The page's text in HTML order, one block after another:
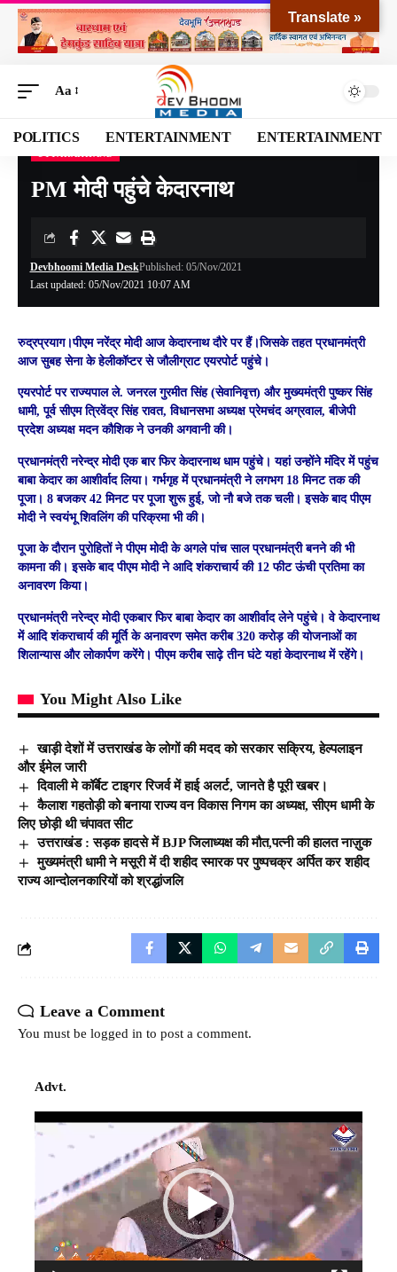
Aa
POLITICS ENTERTAINMENT ENTERTAINMENT
Devbhoomi Media >Blog>NATIONAL>UTTARAKHAND
PM मोदी पहुंचे केदारनाथ
Last updated: 05/Nov/2021 10:07 AM
Devbhoomi Media DeskPublished: 05/Nov/2021
रुद्रप्रयाग।पीएम नरेंद्र मोदी आज केदारनाथ दौरे पर हैं।जिसके तहत प्रधानमंत्री
आज सुबह सेना के हेलीकॉप्टर से जौलीग्राट एयरपोर्ट पहुंचे।
एयरपोर्ट पर राज्यपाल ले. जनरल गुरमीत सिंह (सेवानिवृत्त) और मुख्यमंत्री पुष्कर सिंह
धामी, पूर्व सीएम त्रिवेंद्र सिंह रावत, विधानसभा अध्यक्ष प्रेमचंद अग्रवाल, बीजेपी
प्रदेश अध्यक्ष मदन कौशिक ने उनकी अगवानी की।
प्रधानमंत्री नरेन्द्र मोदी एक बार फिर केदारनाथ धाम पहुंचे। यहां उन्होंने मंदिर में पहुंच
बाबा केदार का आशीर्वाद लिया। गर्भगृह में प्रधानमंत्री ने लगभग 18 मिनट तक की
पूजा। 8 बजकर 42 मिनट पर पूजा शुरू हुई, जो नौ बजे तक चली। इसके बाद पीएम
मोदी ने स्वयंभू शिवलिंग की परिक्रमा भी की।
पूजा के दौरान पुरोहितों ने पीएम मोदी के अगले पांच साल प्रधानमंत्री बनने की भी
कामना की। इसके बाद पीएम मोदी ने आदि शंकराचार्य की 12 फीट ऊंची प्रतिमा का
अनावरण किया।
प्रधानमंत्री नरेन्द्र मोदी एकबार फिर बाबा केदार का आशीर्वाद लेने पहुंचे। वे केदारनाथ
में आदि शंकराचार्य की मूर्ति के अनावरण समेत करीब 320 करोड़ की योजनाओं का
शिलान्यास और लोकार्पण करेंगे। पीएम करीब साढ़े तीन घंटे यहां केदारनाथ में रहेंगे।
You Might Also Like
खाड़ी देशों में उत्तराखंड के लोगों की मदद को सरकार सक्रिय, हेल्पलाइन
और ईमेल जारी
दिवाली मे कॉर्बेट टाइगर रिजर्व में हाई अलर्ट, जानते है पूरी खबर।
कैलाश गहतोड़ी को बनाया राज्य वन विकास निगम का अध्यक्ष, सीएम धामी के
लिए छोड़ी थी चंपावत सीट
उत्तराखंड : सड़क हादसे में BJP जिलाध्यक्ष की मौत,पत्नी की हालत नाज़ुक
मुख्यमंत्री धामी ने मसूरी में दी शहीद स्मारक पर पुष्पचक्र अर्पित कर शहीद
राज्य आन्दोलनकारियों को श्रद्धांजलि
Leave a Comment
You must be logged in to post a comment.
Advt.
Video
Translate »